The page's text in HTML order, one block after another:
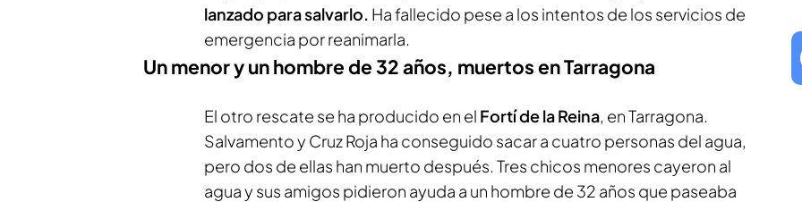
lanzado para salvarlo. Ha fallecido pese a los intentos de los servicios de
emergencia por reanimarla.
Un menor y un hombre de 32 años, muertos en Tarragona
El otro rescate se ha producido en el Fortí de la Reina, en Tarragona.
Salvamento y Cruz Roja ha conseguido sacar a cuatro personas del agua,
pero dos de ellas han muerto después. Tres chicos menores cayeron al
agua y sus amigos pidieron ayuda a un hombre de 32 años que paseaba